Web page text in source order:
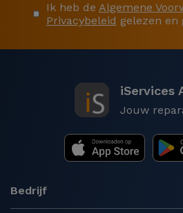
Ik heb de Algemene
Privacybeleid gelezen en
iServices
Jouw
Bedrijf